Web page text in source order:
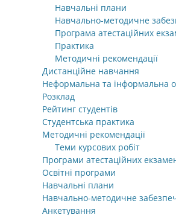
Навчальні плани
Навчально-методичне
Програма атестаційних
Практика
Методичні рекомендації
Дистанційне навчання
Неформальна та інформальна
Розклад
Рейтинг студентів
Студентська практика
Методичні рекомендації
Теми курсових робіт
Програми атестаційних
Освітні програми
Навчальні плани
Навчально-методичне
Анкетування